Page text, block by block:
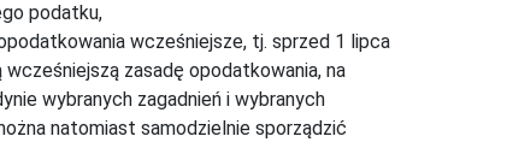
podatku,
wcześniejsze, tj. sprzed 1 lipca
zasadę opodatkowania, na
wybranych zagadnień i wybranych
natomiast samodzielnie sporządzić